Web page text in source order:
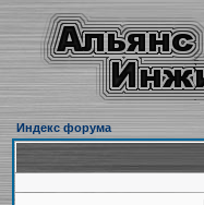
Индекс форума